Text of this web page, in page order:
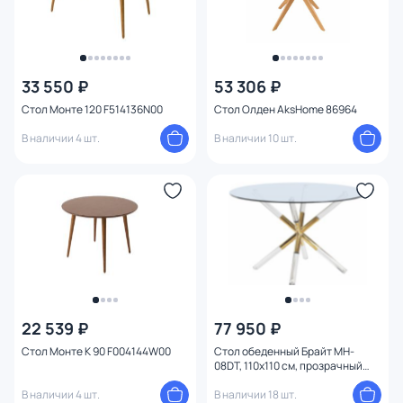
33 550 ₽
Стол Монте 120 F514136N00
В наличии 4 шт.
53 306 ₽
Стол Олден AksHome 86964
В наличии 10 шт.
22 539 ₽
Стол Монте К 90 F004144W00
В наличии 4 шт.
77 950 ₽
Стол обеденный Брайт MH-
08DT, 110x110 см, прозрачный
В наличии 18 шт.